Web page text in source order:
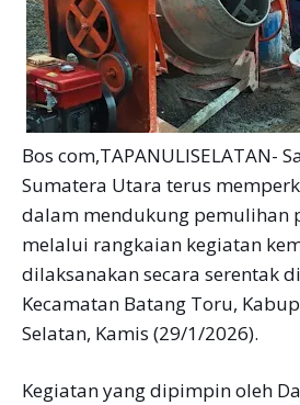
Bos com,TAPANULISELATAN-
Sumatera Utara terus
dalam mendukung pemulihan
melalui rangkaian kegiatan
dilaksanakan secara serentak
Kecamatan Batang Toru,
Selatan, Kamis (29/1/2026).
Kegiatan yang dipimpin oleh